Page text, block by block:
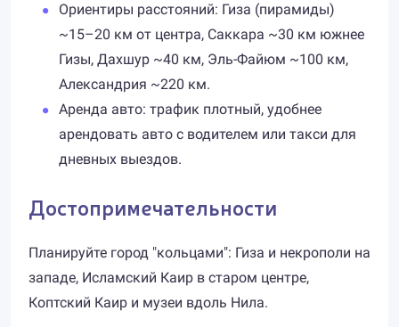
Ориентиры расстояний: Гиза (пирамиды)
~15–20 км от центра, Саккара ~30 км южнее
Гизы, Дахшур ~40 км, Эль-Файюм ~100 км,
Александрия ~220 км.
Аренда авто: трафик плотный, удобнее
арендовать авто с водителем или такси для
дневных выездов.
Достопримечательности
Планируйте город "кольцами": Гиза и некрополи на
западе, Исламский Каир в старом центре,
Коптский Каир и музеи вдоль Нила.